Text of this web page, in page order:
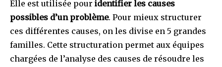
Elle est utilisée pour identifier les causes
possibles d’un problème. Pour mieux structurer
ces différentes causes, on les divise en 5 grandes
familles. Cette structuration permet aux équipes
chargées de l’analyse des causes de résoudre les